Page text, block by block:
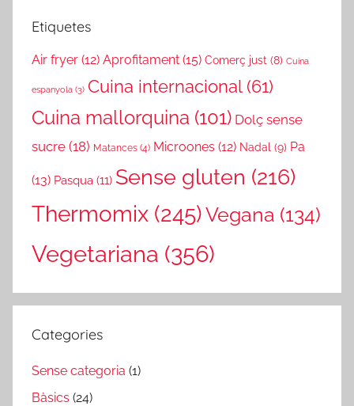
Etiquetes
Air fryer (12) Aprofitament (15) Comerç just (8) Cuina
espanyola (3) Cuina internacional(61)
Cuina mallorquina (101) Dolç sense
sucre (18) Matances (4) Microones (12) Nadal (9) Pa
(13) Pasqua (11) Sense gluten (216)
Thermomix (245)Vegana (134)
Vegetariana (356)
Categories
Sense categoria (1)
Bàsics (24)